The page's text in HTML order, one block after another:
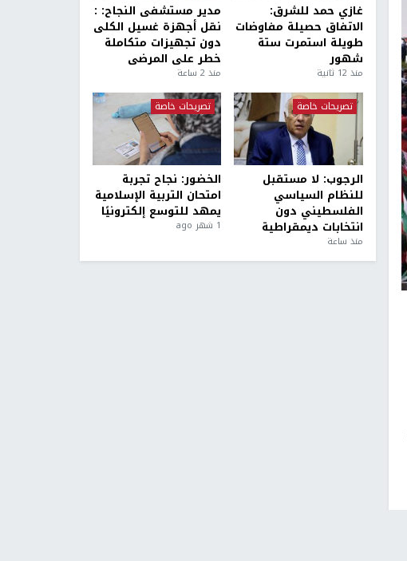
غازي حمد للشرق:
الاتفاق حصيلة مفاوضات
طويلة استمرت ستة
شهور
منذ 12 ثانية
مدير مستشفى النجاح: :
نقل أجهزة غسيل الكلى
دون تجهيزات متكاملة
خطر على المرضى
منذ 2 ساعة
تصريحات خاصة
الرجوب: لا مستقبل
للنظام السياسي
الفلسطيني دون
انتخابات ديمقراطية
منذ ساعة
تصريحات خاصة
الخضور: نجاح تجربة
امتحان التربية الإسلامية
يمهد للتوسع إلكترونيًا
1 شهر ago